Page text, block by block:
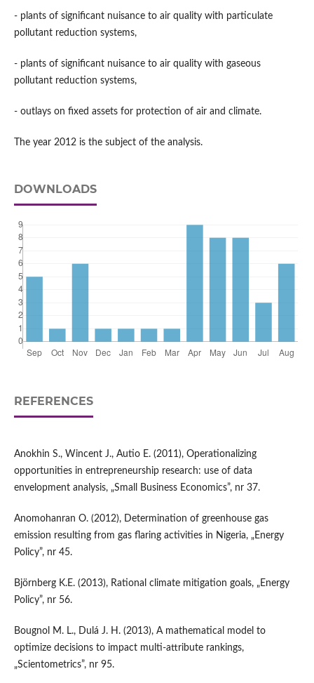
- plants of significant nuisance to air quality with particulate
pollutant reduction systems,
- plants of significant nuisance to air quality with gaseous
pollutant reduction systems,
- outlays on fixed assets for protection of air and climate.
The year 2012 is the subject of the analysis.
DOWNLOADS
REFERENCES
Anokhin S., Wincent J., Autio E. (2011), Operationalizing
opportunities in entrepreneurship research: use of data
envelopment analysis, „Small Business Economics”, nr 37.
Anomohanran O. (2012), Determination of greenhouse gas
emission resulting from gas flaring activities in Nigeria, „Energy
Policy”, nr 45.
Björnberg K.E. (2013), Rational climate mitigation goals, „Energy
Policy”, nr 56.
Bougnol M. L., Dulá J. H. (2013), A mathematical model to
optimize decisions to impact multi-attribute rankings,
„Scientometrics”, nr 95.